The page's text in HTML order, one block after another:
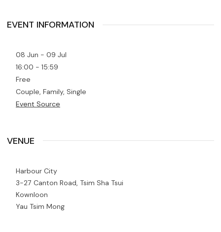
EVENT INFORMATION
08 Jun - 09 Jul
16:00 - 15:59
Free
Couple, Family, Single
Event Source
VENUE
Harbour City
3-27 Canton Road, Tsim Sha Tsui
Kownloon
Yau Tsim Mong